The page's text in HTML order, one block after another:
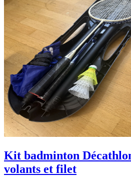
Kit badminton
volants et filet